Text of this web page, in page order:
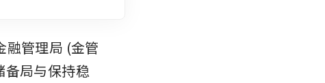
融管理局 (金管
备局与保持稳